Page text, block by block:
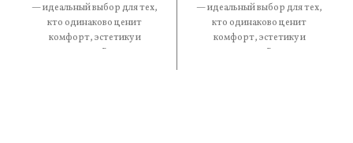
— идеальный выбор для тех,
кто одинаково ценит
комфорт, эстетику и
практичность. В составе —
— идеальный выбор для тех,
кто одинаково ценит
комфорт, эстетику и
практичность. В составе —